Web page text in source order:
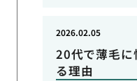
20代で薄毛に
る理由
2026.02.05